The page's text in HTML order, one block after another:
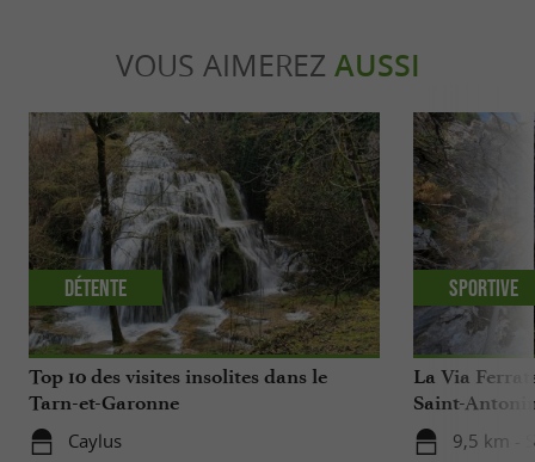
VOUS AIMEREZ AUSSI
Top 10 des visites insolites dans le
Tarn-et-Garonne
Caylus
Détente
La Via
Saint-
9,5 km -
Sportive